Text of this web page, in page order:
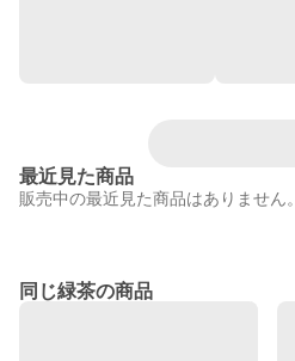
最近見た商品
販売中の最近見た商品はありません。
同じ緑茶の商品